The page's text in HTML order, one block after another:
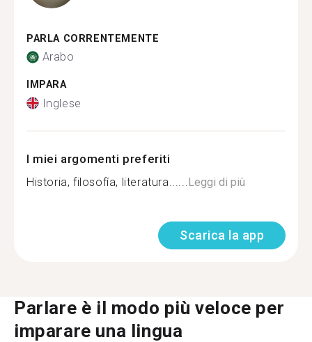
PARLA CORRENTEMENTE
Arabo
IMPARA
Inglese
I miei argomenti preferiti
Historia, filosofía, literatura...... Leggi di più
Scarica la app
Parlare è il modo più veloce per
imparare una lingua